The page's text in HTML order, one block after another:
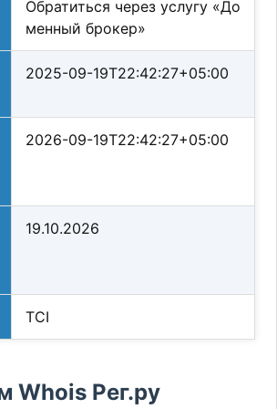
Обратиться через услугу «До
менный брокер»
2025-09-19T22:42:27+05:00
2026-09-19T22:42:27+05:00
19.10.2026
TCI
Whois Рег.ру